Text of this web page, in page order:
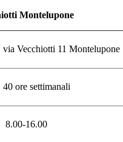
Montelupone
via Vecchiotti 11 Montelupone
40 ore settimanali
8.00-16.00